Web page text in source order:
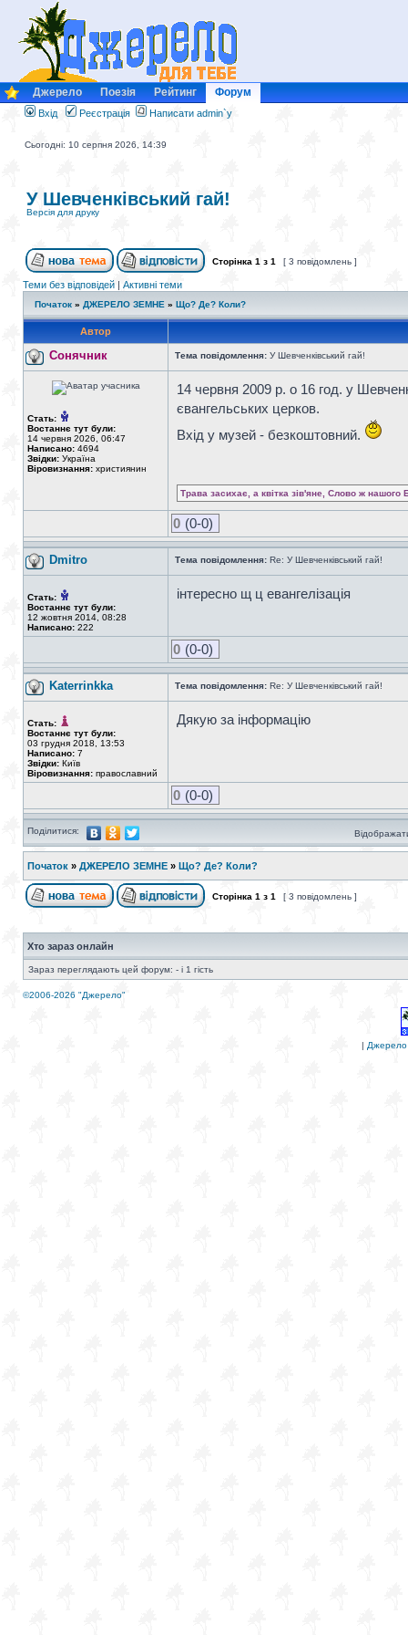
Джерело Поезія Рейтинг Форум
Вхід Реєстрація Написати admin`у
Сьогодні: 10 серпня 2026, 14:39
У Шевченківський гай!
Версія для друку
Сторінка 1 з 1 [ 3 повідомлень ]
Теми без відповідей | Активні теми
Початок » ДЖЕРЕЛО ЗЕМНЕ » Що? Де? Коли?
Автор
Сонячник Тема повідомлення: У Шевченківський гай!
Стать:
Востаннє тут були:
14 червня 2026, 06:47
Написано: 4694
Звідки: Україна
Віровизнання: християнин
14 червня 2009 р. о 16 год. у
євангельських церков.
Вхід у музей - безкоштовний.
Трава засихає, а квітка зів'яне, Слово ж нашого
0 (0-0)
Dmitro Тема повідомлення: Re: У Шевченківський гай!
Стать:
Востаннє тут були:
12 жовтня 2014, 08:28
Написано: 222
інтересно щ ц евангелізація
0 (0-0)
Katerrinkka Тема повідомлення: Re: У Шевченківський гай!
Стать:
Востаннє тут були:
03 грудня 2018, 13:53
Написано: 7
Звідки: Київ
Віровизнання: православний
Дякую за інформацію
0 (0-0)
Поділитися:
Початок » ДЖЕРЕЛО ЗЕМНЕ » Що? Де? Коли?
Сторінка 1 з 1 [ 3 повідомлень ]
Хто зараз онлайн
Зараз переглядають цей форум: - і 1 гість
©2006-2026 "Джерело"
| Джерело